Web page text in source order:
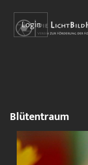
Login
Blütentraum